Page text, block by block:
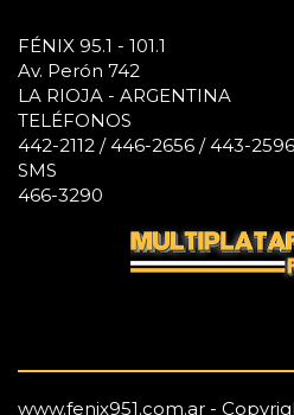
FÉNIX 95.1 - 101.1
Av. Perón 742
LA RIOJA - ARGENTINA
TELÉFONOS
442-2112 / 446-2656 / 443-
SMS
466-3290
www.fenix951.com.ar -